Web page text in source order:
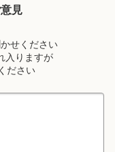
見
せください
入りますが
ださい